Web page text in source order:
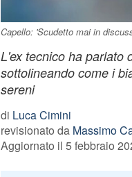
Capello: 'Scudetto mai in
L'ex tecnico ha parlato
sottolineando come i
sereni
di Luca Cimini
revisionato da Massimo
Aggiornato il 5 febbraio